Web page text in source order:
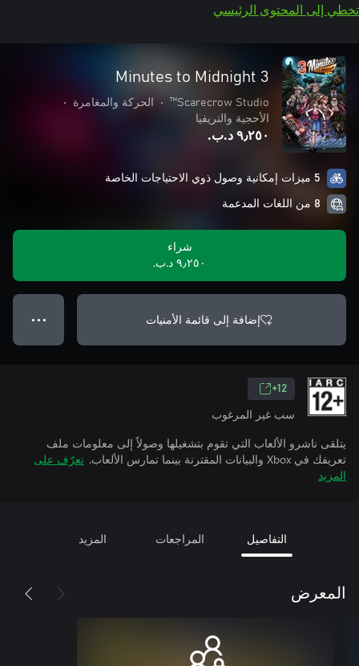
تخطي إلى المحتوى الرئيسي
3 Minutes to Midnight
Scarecrow Studio™
• الحركة والمغامرة
•
الأحجية والتريفيا
٩٫٢٥٠ د.ب.‏
5 ميزات إمكانية وصول ذوي الاحتياجات الخاصة
8 من اللغات المدعمة
شراء
٩٫٢٥٠ د.ب.‏
إضافة إلى قائمة الأمنيات ● ● ●
12+
سب غير المرغوب
يتلقى ناشرو الألعاب التي تقوم بتشغيلها وصولاً إلى معلومات ملف
تعريفك في Xbox والبيانات المقترنة بينما تمارس الألعاب.
تعرّف على
المزيد
التفاصيل المراجعات المزيد
المعرض